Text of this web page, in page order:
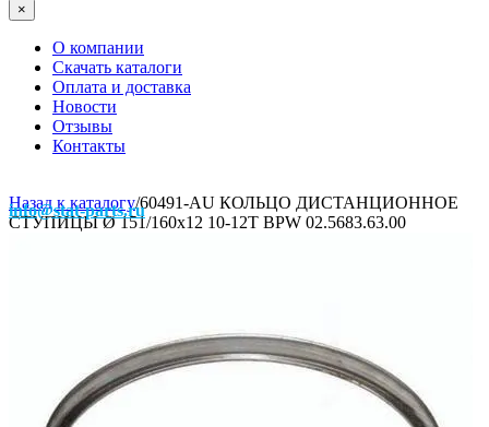
×
О компании
Скачать каталоги
Оплата и доставка
Новости
Отзывы
Контакты
info@stat-parts.ru
Назад к каталогу/60491-AU КОЛЬЦО ДИСТАНЦИОННОЕ
СТУПИЦЫ Ø 151/160x12 10-12T BPW 02.5683.63.00